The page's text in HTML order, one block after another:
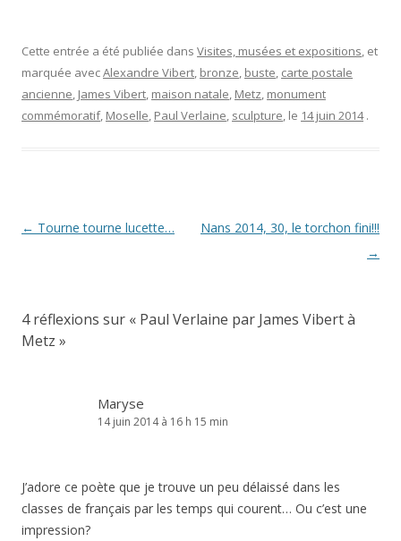
Cette entrée a été publiée dans Visites, musées et expositions, et
marquée avecAlexandre Vibert, bronze, buste, carte postale
ancienne, James Vibert, maison natale, Metz, monument
commémoratif, Moselle, Paul Verlaine, sculpture, le 14 juin 2014 .
Navigation
← Tourne tourne lucette…
Nans 2014, 30, le torchon fini!!!
→
4 réflexions sur « Paul Verlaine par James Vibert à
Metz »
Maryse
14 juin 2014 à 16 h 15 min
J’adore ce poète que je trouve un peu délaissé dans les
classes de français par les temps qui courent… Ou c’est une
impression?